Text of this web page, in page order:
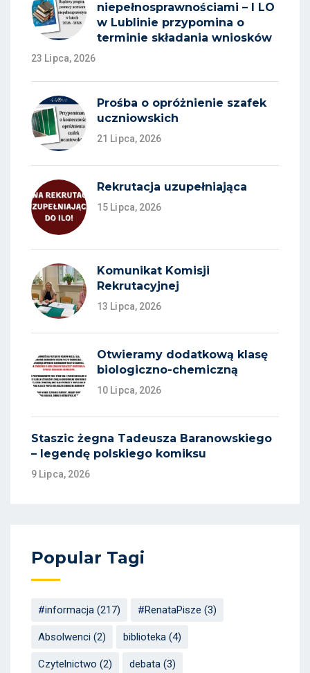
niepełnosprawnościami – I LO
w Lublinie przypomina o
terminie składania wniosków
23 Lipca, 2026
Prośba o opróżnienie szafek
uczniowskich
21 Lipca, 2026
Rekrutacja uzupełniająca
15 Lipca, 2026
Komunikat Komisji
Rekrutacyjnej
13 Lipca, 2026
Otwieramy dodatkową klasę
biologiczno-chemiczną
10 Lipca, 2026
Staszic żegna Tadeusza Baranowskiego
– legendę polskiego komiksu
9 Lipca, 2026
Popular Tagi
#informacja (217) #RenataPisze (3)
Absolwenci (2) biblioteka (4)
Czytelnictwo (2) debata (3)